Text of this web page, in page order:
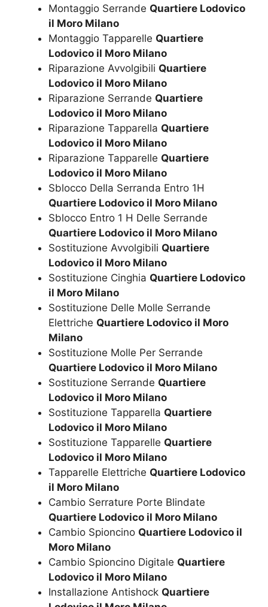
Montaggio Serrande Quartiere Lodovico
il Moro Milano
Montaggio Tapparelle Quartiere
Lodovico il Moro Milano
Riparazione Avvolgibili Quartiere
Lodovico il Moro Milano
Riparazione Serrande Quartiere
Lodovico il Moro Milano
Riparazione Tapparella Quartiere
Lodovico il Moro Milano
Riparazione Tapparelle Quartiere
Lodovico il Moro Milano
Sblocco Della Serranda Entro 1H
Quartiere Lodovico il Moro Milano
Sblocco Entro 1 H Delle Serrande
Quartiere Lodovico il Moro Milano
Sostituzione Avvolgibili Quartiere
Lodovico il Moro Milano
Sostituzione Cinghia Quartiere Lodovico
il Moro Milano
Sostituzione Delle Molle Serrande
Elettriche Quartiere Lodovico il Moro
Milano
Sostituzione Molle Per Serrande
Quartiere Lodovico il Moro Milano
Sostituzione Serrande Quartiere
Lodovico il Moro Milano
Sostituzione Tapparella Quartiere
Lodovico il Moro Milano
Sostituzione Tapparelle Quartiere
Lodovico il Moro Milano
Tapparelle Elettriche Quartiere Lodovico
il Moro Milano
Cambio Serrature Porte Blindate
Quartiere Lodovico il Moro Milano
Cambio Spioncino Quartiere Lodovico il
Moro Milano
Cambio Spioncino Digitale Quartiere
Lodovico il Moro Milano
Installazione Antishock Quartiere